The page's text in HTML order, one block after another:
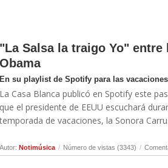
"La Salsa la traigo Yo"
Obama
En su playlist de Spotify para las
La Casa Blanca publicó en Spotify este
que el presidente de EEUU escuchará
de vacaciones, la Sonora
Autor: Notimúsica / Número de vistas (3343) /